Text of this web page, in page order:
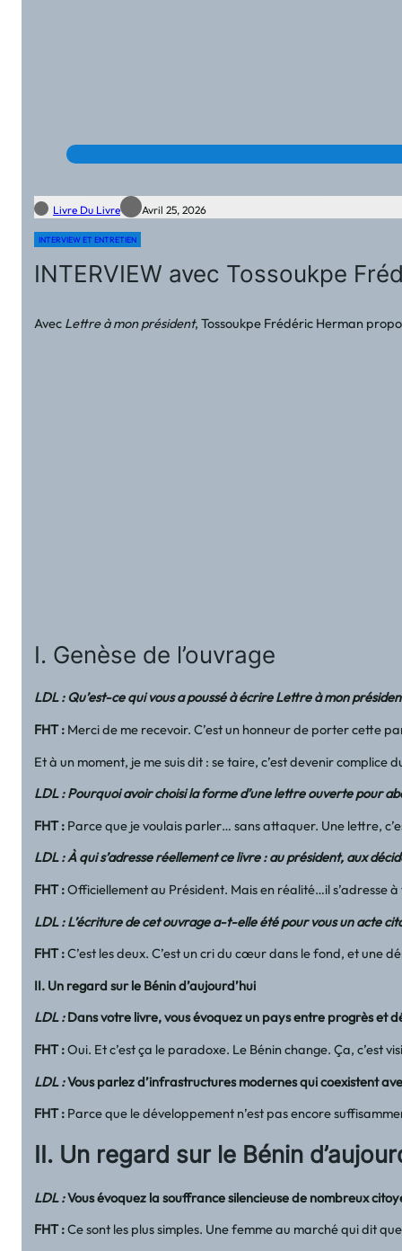
Livre Du Livre Avril 25, 2026
INTERVIEW ET ENTRETIEN
INTERVIEW avec Tossoukpe
Avec Lettre à mon président, Tossoukpe Frédéric Herman
I. Genèse de l’ouvrage
LDL : Qu’est-ce qui vous a poussé à écrire Lettre à mon
FHT: Merci de me recevoir. C’est un honneur de porter cette
Et à un moment, je me suis dit : se taire, c’est devenir complice
LDL : Pourquoi avoir choisi la forme d’une lettre ouverte pour
FHT: Parce que je voulais parler… sans attaquer. Une lettre,
LDL : À qui s’adresse réellement ce livre : au président, aux
FHT:Officiellement au Président. Mais en réalité…il s’adresse
LDL : L’écriture de cet ouvrage a-t-elle été pour vous un acte
FHT:C’est les deux. C’est un cri du cœur dans le fond, et une
II. Un regard sur le Bénin d’aujourd’hui
LDL :Dans votre livre, vous évoquez un pays entre progrès et
FHT:Oui. Et c’est ça le paradoxe. Le Bénin change. Ça, c’est
LDL :Vous parlez d’infrastructures modernes qui coexistent
FHT: Parce que le développement n’est pas encore
II. Un regard sur le Bénin
LDL :Vous évoquez la souffrance silencieuse de nombreux
FHT:Ce sont les plus simples. Une femme au marché qui dit